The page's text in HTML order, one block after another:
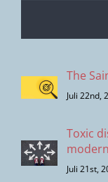
The
Juli 22nd,
Toxic
Juli 21st,